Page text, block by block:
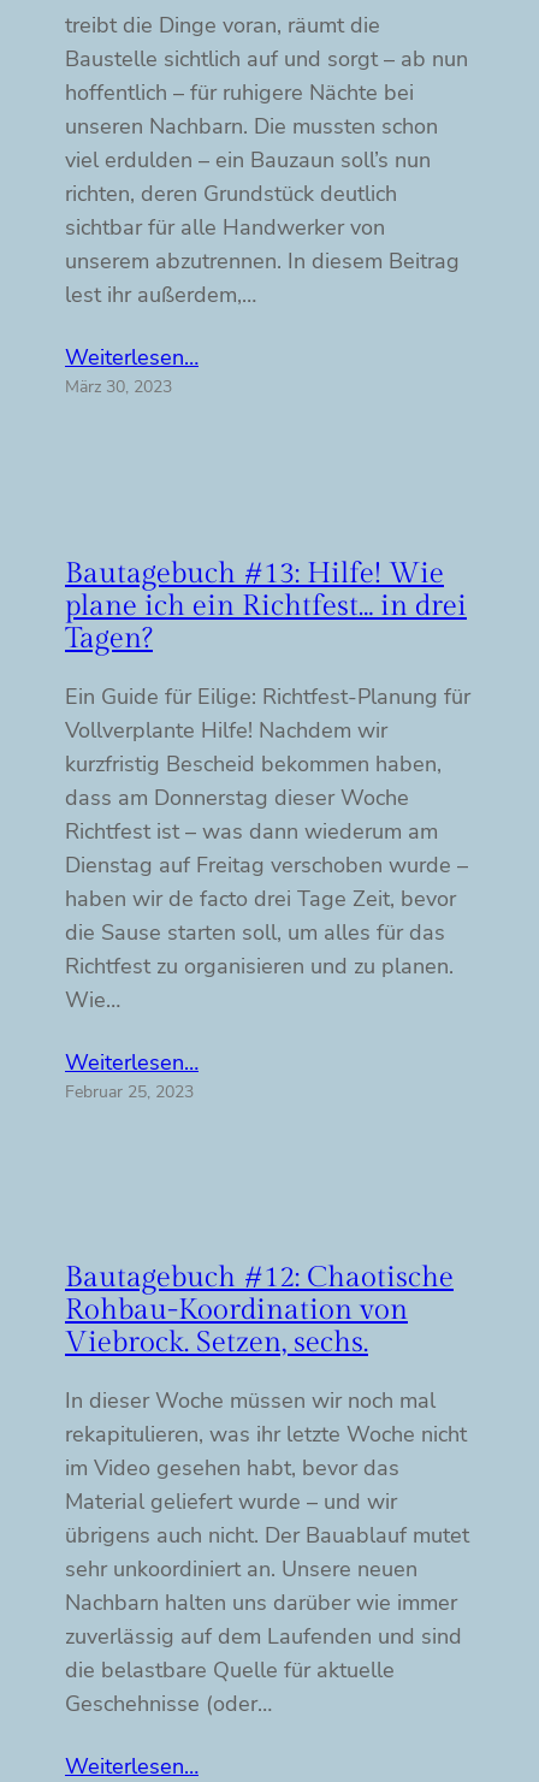
treibt die Dinge voran, räumt die
Baustelle sichtlich auf und sorgt – ab nun
hoffentlich – für ruhigere Nächte bei
unseren Nachbarn. Die mussten schon
viel erdulden – ein Bauzaun soll’s nun
richten, deren Grundstück deutlich
sichtbar für alle Handwerker von
unserem abzutrennen. In diesem Beitrag
lest ihr außerdem,…
Weiterlesen…
März 30, 2023
Bautagebuch #13: Hilfe! Wie
plane ich ein Richtfest… in drei
Tagen?
Ein Guide für Eilige: Richtfest-Planung für
Vollverplante Hilfe! Nachdem wir
kurzfristig Bescheid bekommen haben,
dass am Donnerstag dieser Woche
Richtfest ist – was dann wiederum am
Dienstag auf Freitag verschoben wurde –
haben wir de facto drei Tage Zeit, bevor
die Sause starten soll, um alles für das
Richtfest zu organisieren und zu planen.
Wie…
Weiterlesen…
Februar 25, 2023
Bautagebuch #12: Chaotische
Rohbau-Koordination von
Viebrock. Setzen, sechs.
In dieser Woche müssen wir noch mal
rekapitulieren, was ihr letzte Woche nicht
im Video gesehen habt, bevor das
Material geliefert wurde – und wir
übrigens auch nicht. Der Bauablauf mutet
sehr unkoordiniert an. Unsere neuen
Nachbarn halten uns darüber wie immer
zuverlässig auf dem Laufenden und sind
die belastbare Quelle für aktuelle
Geschehnisse (oder…
Weiterlesen…